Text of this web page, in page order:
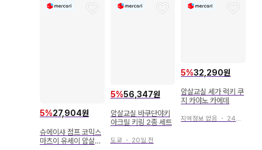
5%27,904원
슈에이샤 점프 코믹스
마츠이 유세이 암살교
5%56,347원
암살교실 바쿠단야키
아크릴 키링 2종 세트
도쿄 ・ 20일 전
5%32,290원
암살교실 세가 럭키 쿠
지 카야노 카에데
지역정보 없음 ・ 24일 전